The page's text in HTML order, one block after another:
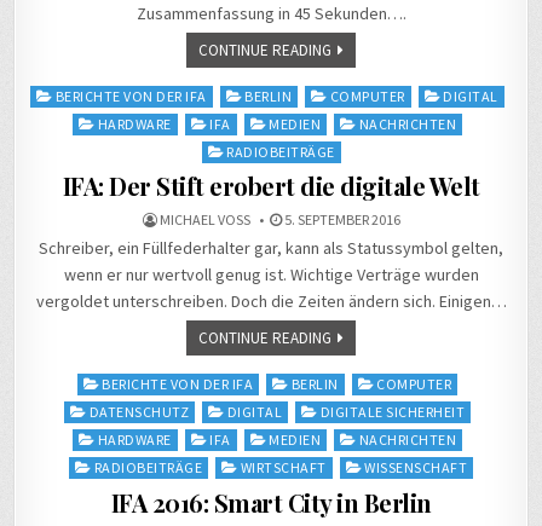
Zusammenfassung in 45 Sekunden….
CONTINUE READING
PostedBERICHTE VON DER IFA BERLIN COMPUTER
DIGITAL
HARDWARE
IFA MEDIEN
NACHRICHTEN
RADIOBEITRÄGE
IFA: Der Stift erobert die digitale Welt
MICHAEL VOSS 5. SEPTEMBER 2016
Schreiber, ein Füllfederhalter gar, kann als Statussymbol gelten,
wenn er nur wertvoll genug ist. Wichtige Verträge wurden
vergoldet unterschreiben. Doch die Zeiten ändern sich. Einigen…
CONTINUE READING
Posted
in
BERICHTE VON DER IFA BERLIN
COMPUTER
DATENSCHUTZ
DIGITAL
DIGITALE SICHERHEIT
HARDWARE
IFA MEDIEN
NACHRICHTEN
RADIOBEITRÄGE
WIRTSCHAFT WISSENSCHAFT
IFA 2016: Smart City in Berlin